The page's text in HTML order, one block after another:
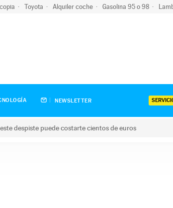
Toyota Alquiler coche Gasolina 95 o 98
NEWSLETTER
despiste puede costarte cientos de euros